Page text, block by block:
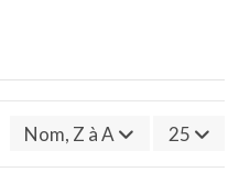
Nom, Z à A 25